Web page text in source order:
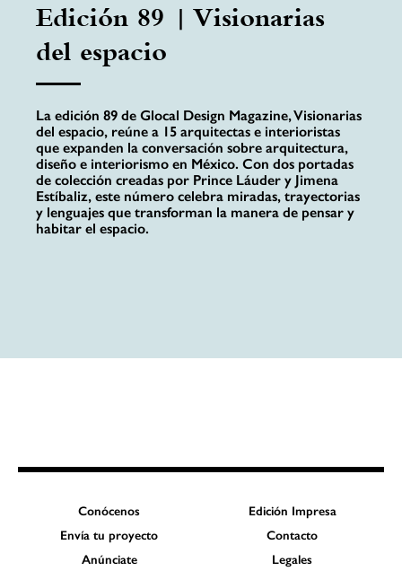
Edición 89 | Visionarias
del espacio
La edición 89 de Glocal Design Magazine, Visionarias
del espacio, reúne a 15 arquitectas e interioristas
que expanden la conversación sobre arquitectura,
diseño e interiorismo en México. Con dos portadas
de colección creadas por Prince Láuder y Jimena
Estíbaliz, este número celebra miradas, trayectorias
y lenguajes que transforman la manera de pensar y
habitar el espacio.
Conócenos
Edición Impresa
Envía tu proyecto
Contacto
Anúnciate
Legales